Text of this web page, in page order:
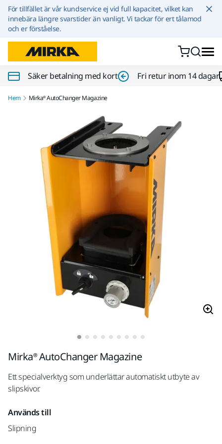
Hoppa till innehållet
För tillfället är vår kundservice ej vid full kapacitet, vilket kan
innebära längre svarstider än vanligt. Vi tackar för ert tålamod
och er förståelse.
Säker betalning med kort Fri retur inom 14 dagar
Hem Mirka® AutoChanger Magazine
Mirka® AutoChanger Magazine
Ett specialverktyg som underlättar automatiskt utbyte av
slipskivor.
Används till
Slipning